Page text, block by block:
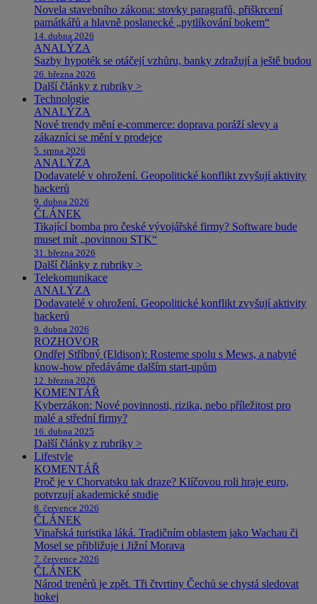
Novela stavebního zákona: stovky paragrafů, přiškrcení
památkářů a hlavně poslanecké „pytlíkování bokem“
14. dubna 2026
ANALÝZA
Sazby hypoték se otáčejí vzhůru, banky zdražují a ještě budou
26. března 2026
Další články z rubriky >
Technologie
ANALÝZA
Nové trendy mění e-commerce: doprava poráží slevy a
zákazníci se mění v prodejce
5. srpna 2026
ANALÝZA
Dodavatelé v ohrožení. Geopolitické konflikt zvyšují aktivity
hackerů
9. dubna 2026
ČLÁNEK
Tikající bomba pro české vývojářské firmy? Software bude
muset mít „povinnou STK“
31. března 2026
Další články z rubriky >
Telekomunikace
ANALÝZA
Dodavatelé v ohrožení. Geopolitické konflikt zvyšují aktivity
hackerů
9. dubna 2026
ROZHOVOR
Ondřej Stříbný (Eldison): Rosteme spolu s Mews, a nabyté
know-how předáváme dalším start-upům
12. března 2026
KOMENTÁŘ
Kyberzákon: Nové povinnosti, rizika, nebo příležitost pro
malé a střední firmy?
16. dubna 2025
Další články z rubriky >
Lifestyle
KOMENTÁŘ
Proč je v Chorvatsku tak draze? Klíčovou roli hraje euro,
potvrzují akademické studie
8. července 2026
ČLÁNEK
Vinařská turistika láká. Tradičním oblastem jako Wachau či
Mosel se přibližuje i Jižní Morava
7. července 2026
ČLÁNEK
Národ trenérů je zpět. Tři čtvrtiny Čechů se chystá sledovat
hokej